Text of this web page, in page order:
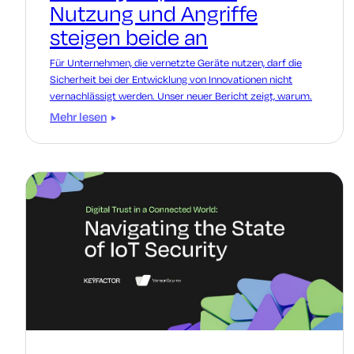
Nutzung und Angriffe
steigen beide an
Für Unternehmen, die vernetzte Geräte nutzen, darf die
Sicherheit bei der Entwicklung von Innovationen nicht
vernachlässigt werden. Unser neuer Bericht zeigt, warum.
Mehr lesen